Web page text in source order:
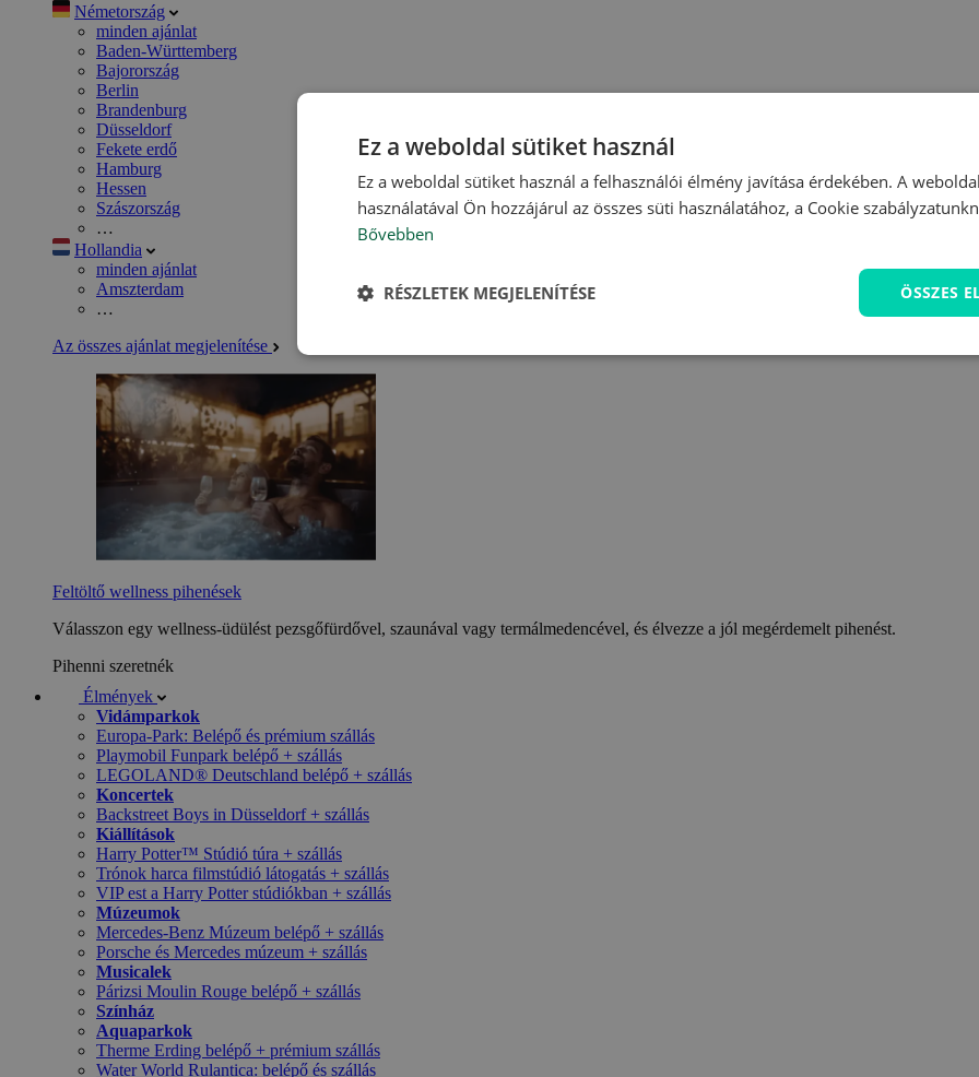
Németország
minden ajánlat
Baden-Württemberg
Bajorország
Berlin
Brandenburg
Düsseldorf
Fekete erdő
Hamburg
Hessen
Szászország
…
Hollandia
minden ajánlat
Amszterdam
…
Az összes ajánlat megjelenítése
Feltöltő wellness pihenések
Válasszon egy wellness-üdülést pezsgőfürdővel, szaunával vagy termálmedencével, és élvezze a jól megérdemelt pihenést.
Pihenni szeretnék
Élmények
Vidámparkok
Europa-Park: Belépő és prémium szállás
Playmobil Funpark belépő + szállás
LEGOLAND® Deutschland belépő + szállás
Koncertek
Backstreet Boys in Düsseldorf + szállás
Kiállítások
Harry Potter™ Stúdió túra + szállás
Trónok harca filmstúdió látogatás + szállás
VIP est a Harry Potter stúdiókban + szállás
Múzeumok
Mercedes-Benz Múzeum belépő + szállás
Porsche és Mercedes múzeum + szállás
Musicalek
Párizsi Moulin Rouge belépő + szállás
Színház
Aquaparkok
Therme Erding belépő + prémium szállás
Water World Rulantica: belépő és szállás
Ez a weboldal sütiket használ
Ez a weboldal sütiket használ a felhasználói élmény javítása érdekében. A
használatával Ön hozzájárul az összes süti használatához, a Cookie
Bővebben
ÖSSZES
RÉSZLETEK MEGJELENÍTÉSE